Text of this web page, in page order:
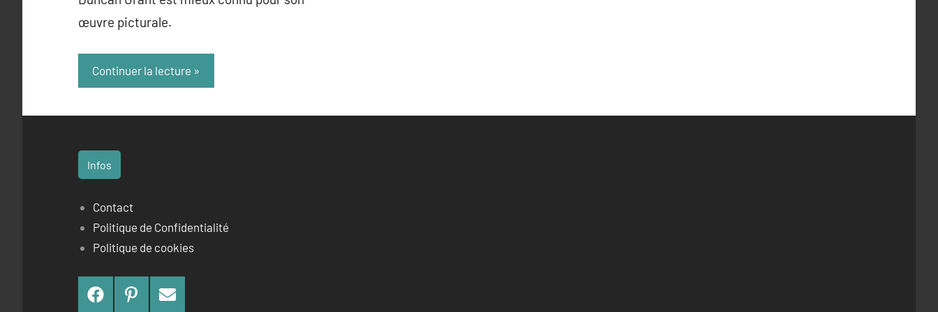
œuvre picturale.
Continuer la lecture
Infos
Contact
Politique de Confidentialité
Politique de cookies
FacebookPinterestContact